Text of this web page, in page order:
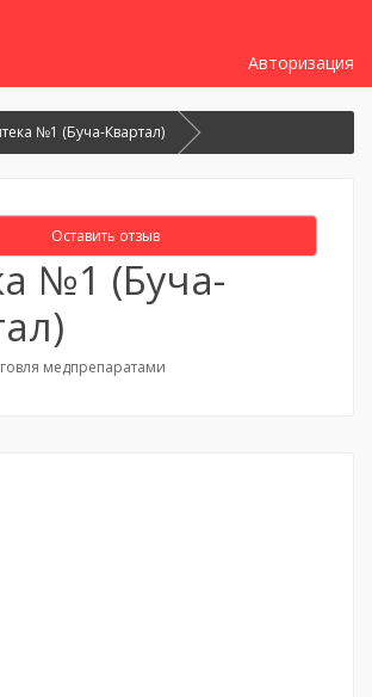
Авторизация
№1 (Буча-Квартал)
Оставить отзыв
№1 (Буча-
медпрепаратами